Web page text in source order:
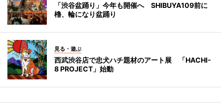
「渋谷盆踊り」今年も開催へ SHIBUYA109前に
櫓、輪になり盆踊り
見る・遊ぶ
西武渋谷店で忠犬ハチ題材のアート展 「HACHI-
8 PROJECT」始動